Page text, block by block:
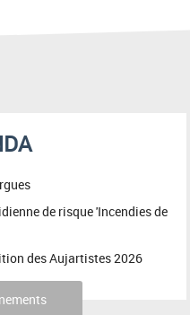
de risque 'Incendies de
des Aujartistes 2026